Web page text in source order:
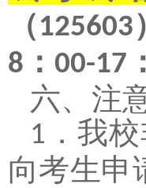
（125603
8 ： 00-17 ：
六、 注
1 ．我
向考生申